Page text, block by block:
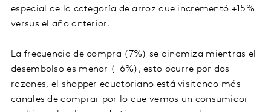
especial de la categoría de arroz que incrementó +15%
versus el año anterior.
La frecuencia de compra (7%) se dinamiza mientras el
desembolso es menor (-6%), esto ocurre por dos
razones, el shopper ecuatoriano está visitando más
canales de comprar por lo que vemos un consumidor